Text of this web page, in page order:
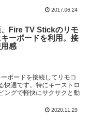
2017.06.24
Fire TV Stickのリモ
ーボードを利用。接
感
ボードを接続してリモコ
快適です。特にキーストロ
ングで軽快にサクサクと動
2020.11.29